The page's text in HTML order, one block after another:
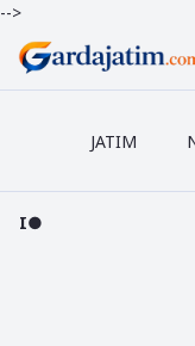
-->
JATIM